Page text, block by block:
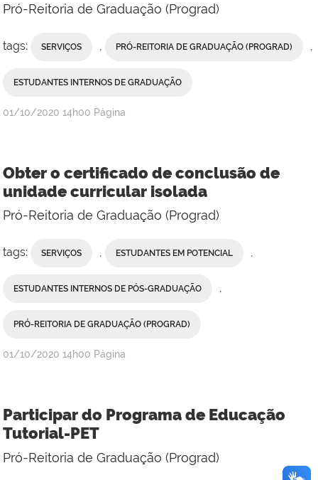
Pró-Reitoria de Graduação (Prograd)
tags: SERVIÇOS PRÓ-REITORIA DE GRADUAÇÃO (PROGRAD)
ESTUDANTES INTERNOS DE GRADUAÇÃO
publicado
01/10/2020 14h00 Página
Obter o certificado de conclusão de
unidade curricular isolada
Pró-Reitoria de Graduação (Prograd)
tags: SERVIÇOS , ESTUDANTES EM POTENCIAL ,
ESTUDANTES INTERNOS DE PÓS-GRADUAÇÃO ,
PRÓ-REITORIA DE GRADUAÇÃO (PROGRAD)
publicado
01/10/2020 14h00 Página
Participar do Programa de Educação
Tutorial-PET
Pró-Reitoria de Graduação (Prograd)